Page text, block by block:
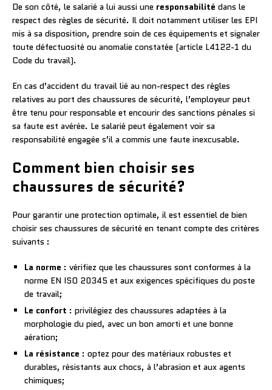
De son côté, le salarié a lui aussi une responsabilité dans le
respect des règles de sécurité. Il doit notamment utiliser les EPI
mis à sa disposition, prendre soin de ces équipements et signaler
toute défectuosité ou anomalie constatée (article L4122-1 du
Code du travail).
En cas d’accident du travail lié au non-respect des règles
relatives au port des chaussures de sécurité, l’employeur peut
être tenu pour responsable et encourir des sanctions pénales si
sa faute est avérée. Le salarié peut également voir sa
responsabilité engagée s’il a commis une faute inexcusable.
Comment bien choisir ses
chaussures de sécurité?
Pour garantir une protection optimale, il est essentiel de bien
choisir ses chaussures de sécurité en tenant compte des critères
suivants :
La norme : vérifiez que les chaussures sont conformes à la
norme EN ISO 20345 et aux exigences spécifiques du poste
de travail;
Le confort : privilégiez des chaussures adaptées à la
morphologie du pied, avec un bon amorti et une bonne
aération;
La résistance : optez pour des matériaux robustes et
durables, résistants aux chocs, à l’abrasion et aux agents
chimiques;